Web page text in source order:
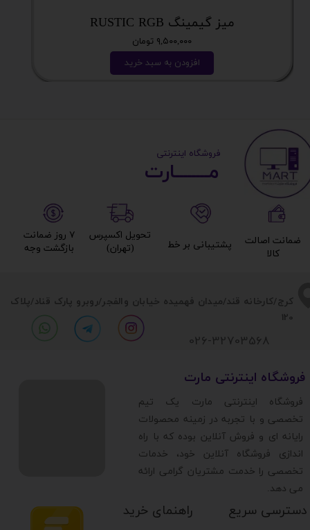
میز گیمینگ RUSTIC RGB
۹,۵۰۰,۰۰۰ تومان
افزودن به سبد خرید
​​کرج/کارخانه قند/میدان فهمیده خیابان والفجر/روبرو پارک قناد/پلاک
120
دسترسی سریع راهنمای خرید
​فروشگاه اینترنتی مارت
​فروشگاه اینترنتی مارت یک تیم
تخصصی و با تجربه در زمینه محصولات
رایانه ای و فروش آنلاین بوده که با راه
اندازی فروشگاه آنلاین خود، خدمات
تخصصی را خدمت مشتریان گرامی ارائه
می دهد.
026-32703568
مــــــــارت​​​​​​
​ ​فروشگاه اینترنتی
۷ روز ضمانت
بازگشت وجه​​​​​​​
تحویل اکسپرس
(تهران)​​​​​​​
پشتیبانی بر خط​​​​​​​
ضمانت اصالت
کالا​​​​​​​